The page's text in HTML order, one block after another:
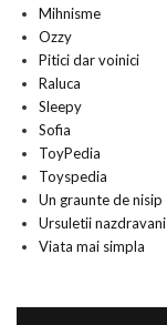
Mihnisme
Ozzy
Pitici dar voinici
Raluca
Sleepy
Sofia
ToyPedia
Toyspedia
Un graunte de nisip
Ursuletii nazdravani
Viata mai simpla